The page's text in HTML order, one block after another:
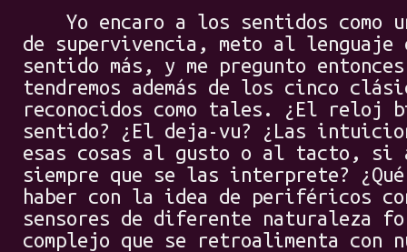
Yo encaro a los sentidos como un
de supervivencia, meto al lenguaje
sentido más, y me pregunto
tendremos además de los cinco
reconocidos como tales. ¿El reloj
sentido? ¿El deja-vu? ¿Las
esas cosas al gusto o al tacto, si
siempre que se las interprete?
haber con la idea de periféricos
sensores de diferente naturaleza
complejo que se retroalimenta con